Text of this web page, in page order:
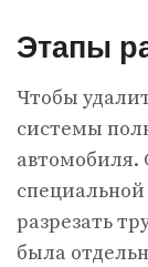
Этапы
Чтобы
системы
автомобиля.
разрезать
была